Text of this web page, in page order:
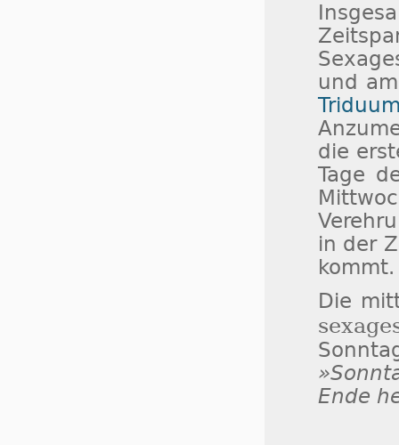
und
die
Tage
in der
kommt.
Die
Ende